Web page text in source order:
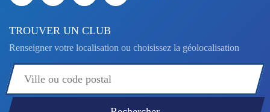
TROUVER UN CLUB
Renseigner votre localisation ou choisissez la géolocalisation